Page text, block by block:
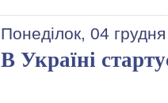
Понеділок, 04
В Україні